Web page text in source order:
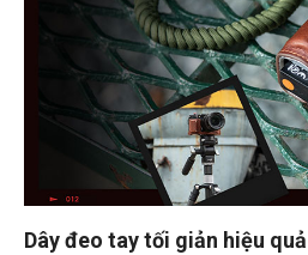
Dây đeo tay tối giản hiệu quả